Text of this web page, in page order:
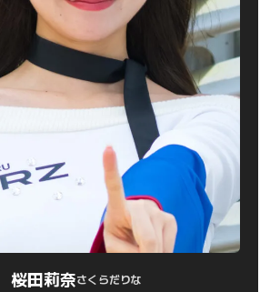
桜田莉奈さくらだりな